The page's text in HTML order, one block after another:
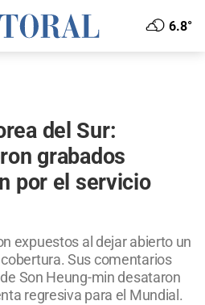
6.8°
del Sur:
grabados
por el servicio
expuestos al dejar abierto un
Sus comentarios
Son Heung-min desataron
regresiva para el Mundial.